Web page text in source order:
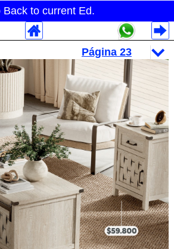
Back to current Ed.
Rubros